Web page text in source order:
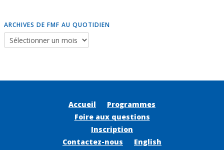
ARCHIVES DE FMF AU QUOTIDIEN
Accueil
Programmes
Foire aux questions
Inscription
Contactez-nous
English